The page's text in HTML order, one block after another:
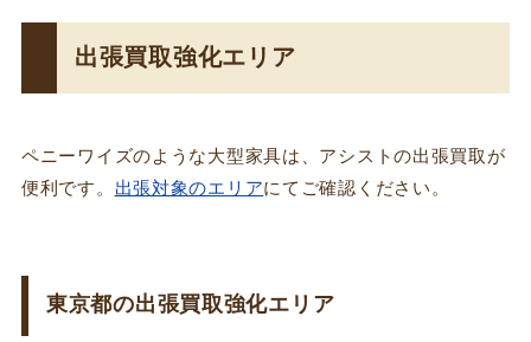
出張買取強化エリア
ペニーワイズのような大型家具は、アシストの出張買取が
便利です。 出張対象のエリアにてご確認ください。
東京都の出張買取強化エリア